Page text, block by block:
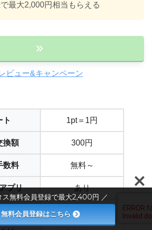
最大2,000円相当もらえる
ビュー&キャンペーン
ト 1pt＝1円
換額 300円
数料 無料～
プリ あり
証制度 あり
ス無料会員登録で最大2,400円 ／
無料会員登録はこちら